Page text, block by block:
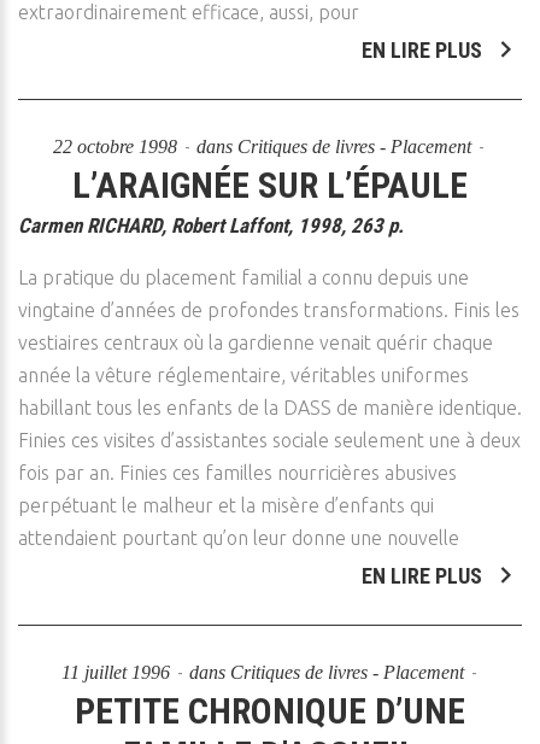
extraordinairement efficace, aussi, pour
EN LIRE PLUS
22 octobre 1998 dans Critiques de livres - Placement
L’ARAIGNÉE SUR L’ÉPAULE
Carmen RICHARD, Robert Laffont, 1998, 263 p.
La pratique du placement familial a connu depuis une
vingtaine d’années de profondes transformations. Finis les
vestiaires centraux où la gardienne venait quérir chaque
année la vêture réglementaire, véritables uniformes
habillant tous les enfants de la DASS de manière identique.
Finies ces visites d’assistantes sociale seulement une à deux
fois par an. Finies ces familles nourricières abusives
perpétuant le malheur et la misère d’enfants qui
attendaient pourtant qu’on leur donne une nouvelle
EN LIRE PLUS
11 juillet 1996 dans Critiques de livres - Placement
PETITE CHRONIQUE D’UNE